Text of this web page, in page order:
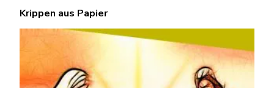
Krippen aus Papier